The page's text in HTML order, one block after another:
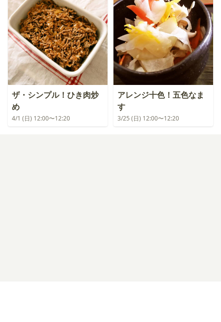
ザ・シンプル！ひき肉炒
め
4/1 (日) 12:00〜12:20
アレンジ十色！五色なま
す
3/25 (日) 12:00〜12:20